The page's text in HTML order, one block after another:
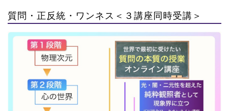
質問・正反統・ワンネス＜３講座同時受講＞
Oneness1
(全体軸)
Oneness2
(純粋観照)
Oneness3